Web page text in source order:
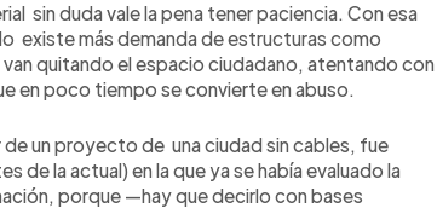
sin duda vale la pena tener paciencia. Con esa
existe más demanda de estructuras como
quitando el espacio ciudadano, atentando con
en poco tiempo se convierte en abuso.
un proyecto de una ciudad sin cables, fue
de la actual) en la que ya se había evaluado la
porque —hay que decirlo con bases